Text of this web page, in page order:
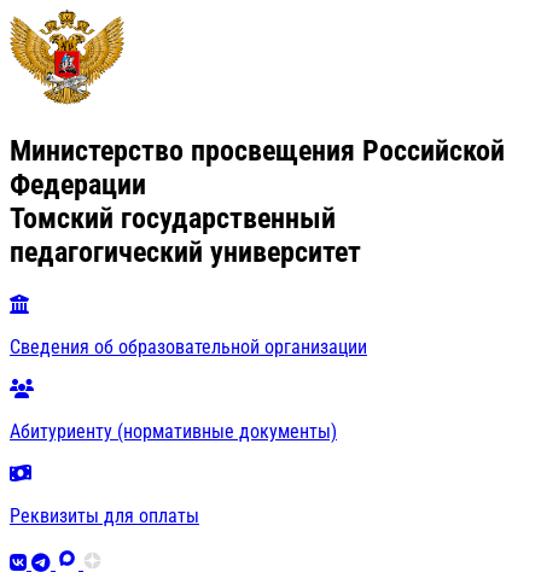
Министерство просвещения Российской
Федерации
Томский государственный
педагогический университет
Сведения об образовательной организации
Абитуриенту (нормативные документы)
Реквизиты для оплаты